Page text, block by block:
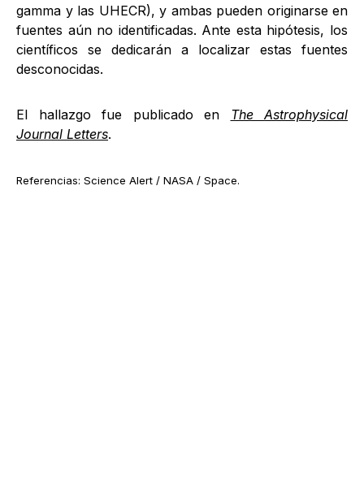
gamma y las UHECR), y ambas pueden originarse en
fuentes aún no identificadas. Ante esta hipótesis, los
científicos se dedicarán a localizar estas fuentes
desconocidas.
El hallazgo fue publicado en The Astrophysical
Journal Letters.
Referencias: Science Alert / NASA / Space.